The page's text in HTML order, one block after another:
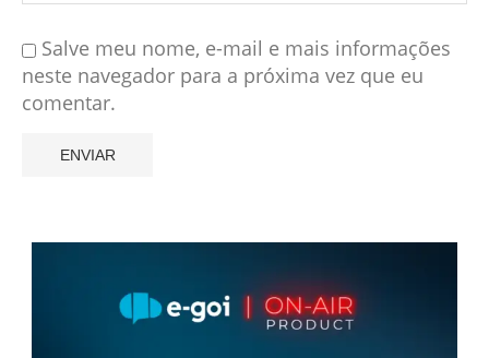
Salve meu nome, e-mail e mais informações
neste navegador para a próxima vez que eu
comentar.